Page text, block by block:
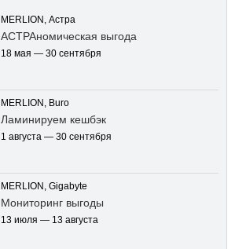
MERLION, Астра
АСТРАномическая выгода
18 мая — 30 сентября
MERLION, Buro
Ламинируем кешбэк
1 августа — 30 сентября
MERLION, Gigabyte
Мониторинг выгоды
13 июля — 13 августа